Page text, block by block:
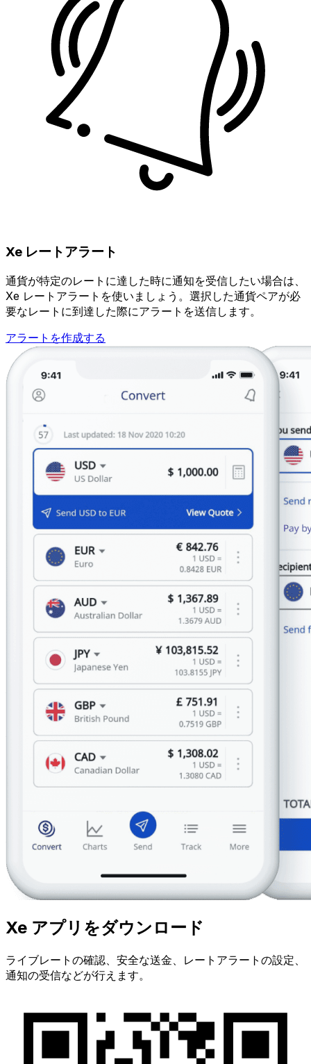
Xe レートアラート
通貨が特定のレートに達した時に通知を受信したい場合は、
Xe レートアラートを使いましょう。選択した通貨ペアが必
要なレートに到達した際にアラートを送信します。
アラートを作成する
Xe アプリをダウンロード
ライブレートの確認、安全な送金、レートアラートの設定、
通知の受信などが行えます。